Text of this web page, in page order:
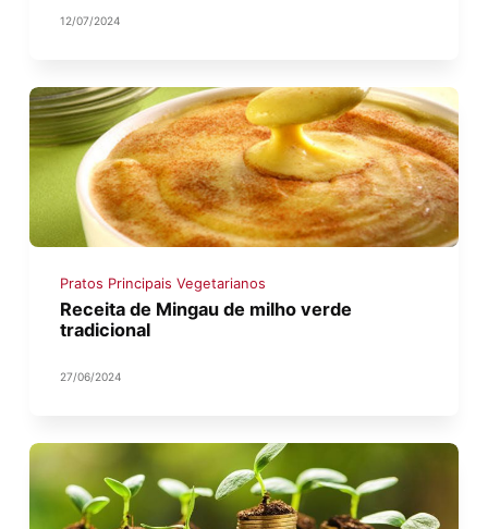
12/07/2024
Pratos Principais Vegetarianos
Receita de Mingau de milho verde
tradicional
27/06/2024